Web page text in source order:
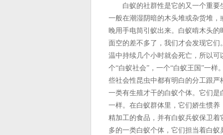
白蚁的社群性是它的又一个重要
一般在潮湿阴暗的木头堆或杂货堆
晚用手电筒引蚁出来。白蚁啃木头
面空的差不多了，我们才会发现它
温中持续几个小时就会死亡，所以
个“白蚁社会”，一个“白蚁王国”一
些社会性昆虫中都有明白的分工跟
一类有生殖才干的白蚁个体。它们
一样。在白蚁群体里，它们娇生惯
精加工的食品，并有白蚁兵蚁保卫
多的一类白蚁个体，它们担当着白